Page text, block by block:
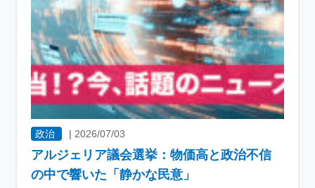
政治 |2026/07/03
アルジェリア議会選挙：物価高と政治不信
の中で響いた「静かな民意」